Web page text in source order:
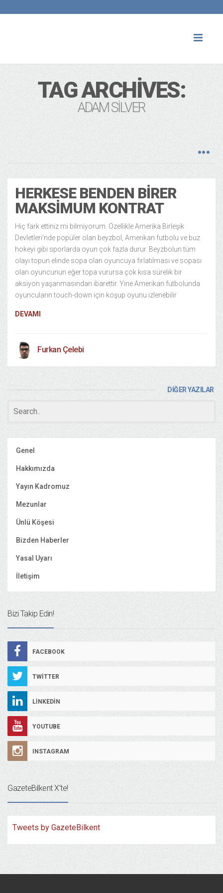
TAG ARCHIVES:
ADAM SILVER
HERKESE BENDEN BIRER
MAKSIMUM KONTRAT
Hiç fark ettiniz mi bilmiyorum. Özellikle Amerika Birleşik
Devletleri’nde popüler olan beyzbol, Amerikan futbolu ve buz
hokeyi gibi sporlarda oyun çok fazla durur. Beyzbolun tüm
olayı topun elinde sopa olan oyuncuya fırlatılması ve sopası
olan oyuncunun eğer topa vurursa çok kısa sürelik bir
aksiyon yaşanmasından ibarettir. Yine Amerikan futbolunda
oyuncuların touch-down için koşup oyunu izlenebilir
DEVAMI
Furkan Çelebi
DİĞER YAZILAR
Genel
Hakkımızda
Yayın Kadromuz
Mezunlar
Ünlü Köşesi
Bizden Haberler
Yasal Uyarı
İletişim
Bizi Takip Edin!
FACEBOOK
TWITTER
LINKEDIN
YOUTUBE
INSTAGRAM
GazeteBilkent X’te!
Tweets by GazeteBilkent